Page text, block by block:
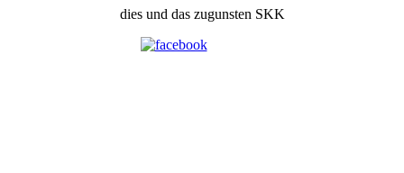
dies und das zugunsten SKK